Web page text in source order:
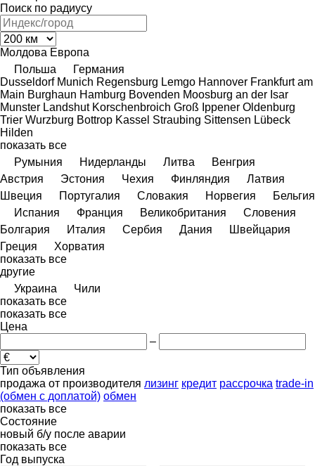
Поиск по радиусу
Молдова Европа
Польша
Германия
Dusseldorf Munich Regensburg Lemgo Hannover Frankfurt am
Main Burghaun Hamburg Bovenden Moosburg an der Isar
Munster Landshut Korschenbroich Groß Ippener Oldenburg
Trier Wurzburg Bottrop Kassel Straubing Sittensen Lübeck
Hilden
показать все
Румыния
Нидерланды Литва
Венгрия
Австрия
Эстония Чехия Финляндия
Латвия
Швеция
Португалия Словакия Норвегия
Бельгия
Испания
Франция Великобритания
Словения
Болгария
Италия Сербия Дания
Швейцария
Греция
Хорватия
показать все
другие
Украина
Чили
показать все
показать все
Цена
–
Тип объявления
продажа от производителя лизинг кредит рассрочка trade-in
(обмен с доплатой) обмен
показать все
Состояние
новый б/у после аварии
показать все
Год выпуска